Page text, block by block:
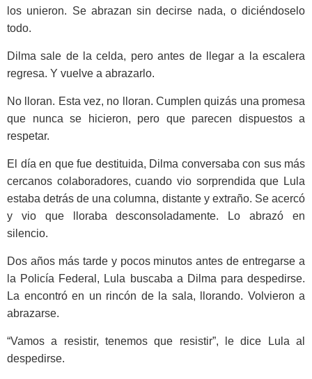
los unieron. Se abrazan sin decirse nada, o diciéndoselo
todo.
Dilma sale de la celda, pero antes de llegar a la escalera
regresa. Y vuelve a abrazarlo.
No lloran. Esta vez, no lloran. Cumplen quizás una promesa
que nunca se hicieron, pero que parecen dispuestos a
respetar.
El día en que fue destituida, Dilma conversaba con sus más
cercanos colaboradores, cuando vio sorprendida que Lula
estaba detrás de una columna, distante y extraño. Se acercó
y vio que lloraba desconsoladamente. Lo abrazó en
silencio.
Dos años más tarde y pocos minutos antes de entregarse a
la Policía Federal, Lula buscaba a Dilma para despedirse.
La encontró en un rincón de la sala, llorando. Volvieron a
abrazarse.
“Vamos a resistir, tenemos que resistir”, le dice Lula al
despedirse.